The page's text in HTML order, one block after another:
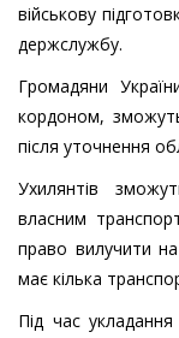
військову
держслужбу.
Громадяни
кордоном,
після уточнення
Ухилянтів
власним
право вилучити
має кілька
Під час